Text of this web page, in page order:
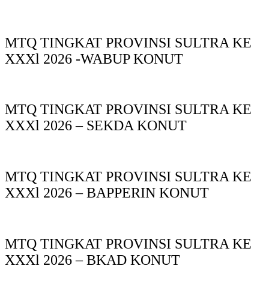
MTQ TINGKAT PROVINSI SULTRA KE
XXXl 2026 -WABUP KONUT
MTQ TINGKAT PROVINSI SULTRA KE
XXXl 2026 – SEKDA KONUT
MTQ TINGKAT PROVINSI SULTRA KE
XXXl 2026 – BAPPERIN KONUT
MTQ TINGKAT PROVINSI SULTRA KE
XXXl 2026 – BKAD KONUT